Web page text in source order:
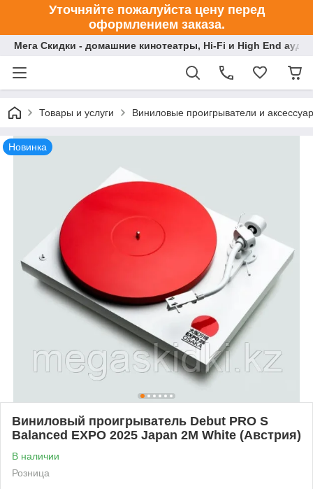
Уточняйте пожалуйста цену перед
оформлением заказа.
Мега Скидки - домашние кинотеатры, Hi-Fi и High End
Товары и услуги Виниловые проигрыватели и
Новинка
Виниловый проигрыватель Debut PRO S
Balanced EXPO 2025 Japan 2M White (Австрия)
В наличии
Розница